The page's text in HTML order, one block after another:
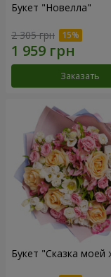
Букет "Новелла"
2 305 грн
Заказать
Букет "Сказка моей